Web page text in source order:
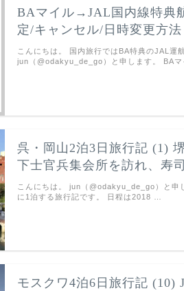
BAマイル→JAL国内線特典
定/キャンセル/日時変更方法
こんにちは。 国内旅行ではBA特典のJAL運
jun（@odakyu_de_go）と申します。 BA
呉・岡山2泊3日旅行記 (1)
下士官兵集会所を訪れ、寿
こんにちは。 jun（@odakyu_de_go）と申
に1泊する旅行記です。 日程は2018 …
モスクワ4泊6日旅行記 (10)